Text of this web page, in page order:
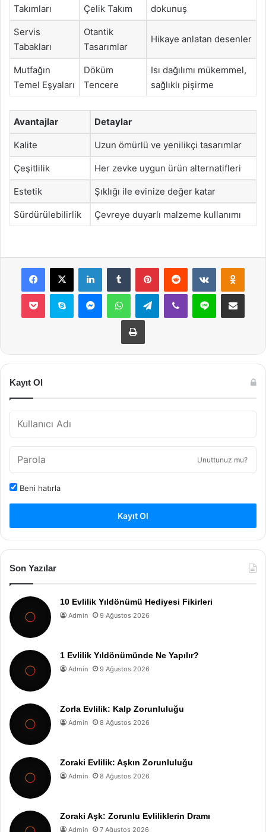
Takımları
Çelik Takım
dokunuş
Servis
Tabakları
Otantik
Tasarımlar
Hikaye anlatan desenler
Mutfağın
Temel Eşyaları
Döküm
Tencere
Isı dağılımı mükemmel,
sağlıklı pişirme
Avantajlar Detaylar
Kalite Uzun ömürlü ve yenilikçi tasarımlar
Çeşitlilik Her zevke uygun ürün alternatifleri
Estetik Şıklığı ile evinize değer katar
Sürdürülebilirlik Çevreye duyarlı malzeme kullanımı
Facebook
X LinkedInTumblr PinterestReddit VKontakte
Pocket Skype MessengerWhatsAppTelegramViber Line E-Posta ile
Yazdır
Kayıt Ol
Unuttunuz mu?
Beni hatırla
Kayıt Ol
Son Yazılar
10 Evlilik Yıldönümü Hediyesi Fikirleri
Admin 9 Ağustos 2026
1 Evlilik Yıldönümünde Ne Yapılır?
Admin 9 Ağustos 2026
Zorla Evlilik: Kalp Zorunluluğu
Admin 8 Ağustos 2026
Zoraki Evlilik: Aşkın Zorunluluğu
Admin 8 Ağustos 2026
Zoraki Aşk: Zorunlu Evliliklerin Dramı
Admin 7 Ağustos 2026